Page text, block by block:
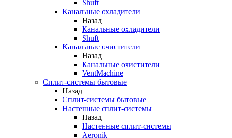
Shuft
Канальные охладители
Назад
Канальные охладители
Shuft
Канальные очистители
Назад
Канальные очистители
VentMachine
Сплит-системы бытовые
Назад
Сплит-системы бытовые
Настенные сплит-системы
Назад
Настенные сплит-системы
Aeronik